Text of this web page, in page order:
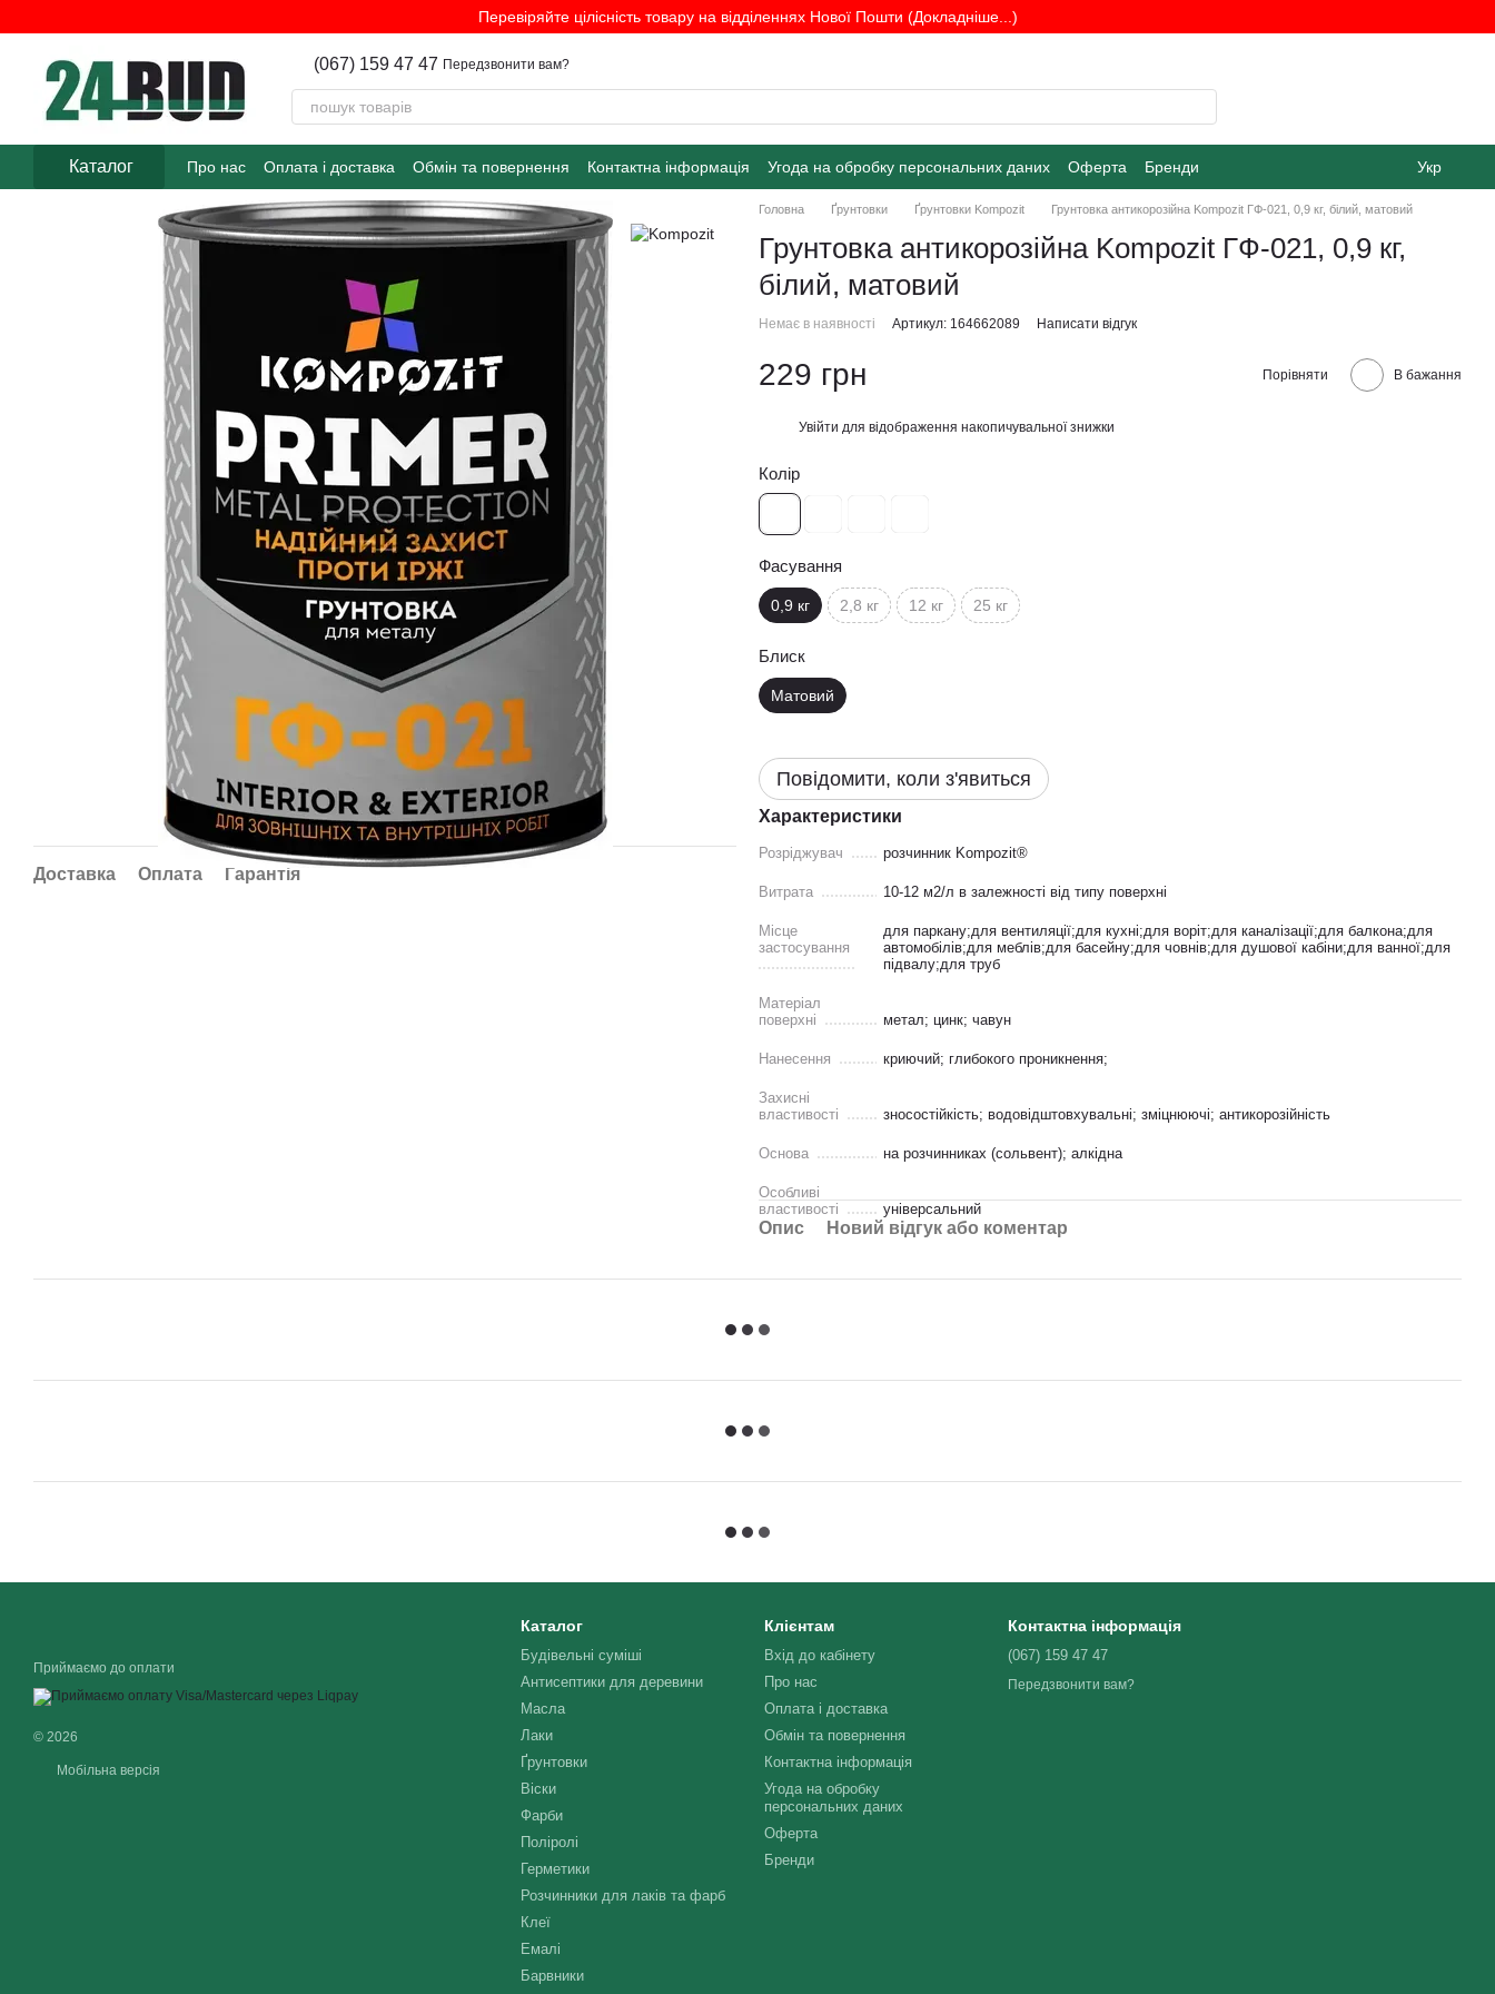
Перевіряйте цілісність товару на відділеннях Нової Пошти (Докладніше...)
(067) 159 47 47 Передзвонити вам?
Каталог Про нас Оплата і доставка Обмін та повернення Контактна інформація Угода на обробку персональних даних Оферта Бренди Укр
Доставка Оплата Гарантія
Головна Ґрунтовки Ґрунтовки Kompozit Грунтовка антикорозійна Kompozit ГФ-021, 0,9 кг, білий, матовий
Грунтовка антикорозійна Kompozit ГФ-021, 0,9 кг,
білий, матовий
Немає в наявності Артикул: 164662089 Написати відгук
229 грн Порівняти В бажання
Увійти для відображення накопичувальної знижки
Колір
Фасування
0,9 кг 2,8 кг 12 кг 25 кг
Блиск
Матовий
Повідомити, коли з'явиться
Характеристики
Розріджувач розчинник Kompozit®
Витрата 10-12 м2/л в залежності від типу поверхні
Місце
застосування
для паркану;для вентиляції;для кухні;для воріт;для каналізації;для балкона;для
автомобілів;для меблів;для басейну;для човнів;для душової кабіни;для ванної;для
підвалу;для труб
Матеріал
поверхні
метал; цинк; чавун
Нанесення криючий; глибокого проникнення;
Захисні
властивості
зносостійкість; водовідштовхувальні; зміцнюючі; антикорозійність
Основа на розчинниках (сольвент); алкідна
Особливі
властивості
універсальний
Опис Новий відгук або коментар
Приймаємо до оплати
© 2026
Мобільна версія
Каталог
Будівельні суміші
Антисептики для деревини
Масла
Лаки
Ґрунтовки
Віски
Фарби
Поліролі
Герметики
Розчинники для лаків та фарб
Клеї
Емалі
Барвники
Клієнтам
Вхід до кабінету
Про нас
Оплата і доставка
Обмін та повернення
Контактна інформація
Угода на обробку
персональних даних
Оферта
Бренди
Контактна інформація
(067) 159 47 47
Передзвонити вам?